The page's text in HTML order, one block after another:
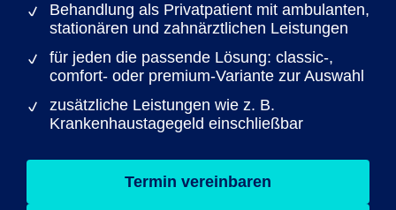
Behandlung als Privatpatient mit ambulanten,
stationären und zahnärztlichen Leistungen
für jeden die passende Lösung: classic-,
comfort- oder premium-Variante zur Auswahl
zusätzliche Leistungen wie z. B.
Krankenhaustagegeld einschließbar
Termin vereinbaren